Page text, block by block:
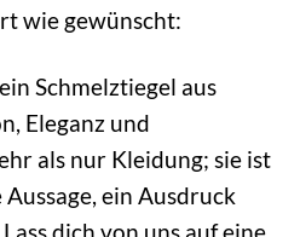
wie gewünscht:
Schmelztiegel aus
Eleganz und
als nur Kleidung; sie ist
ein Ausdruck